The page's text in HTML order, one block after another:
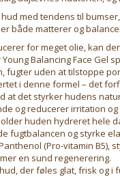
hud med tendens til
både matterer og
for meget olie, kan
Balancing Face Gel
fugter uden at tilstoppe
i denne formel – det
at det styrker hudens
og reducerer irritation
huden hydreret hele
fugtbalancen og styrke
(Pro-vitamin B5),
en sund regenerering.
der føles glat, frisk og i